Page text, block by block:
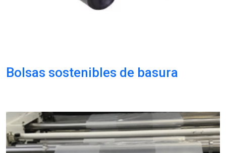
Bolsas sostenibles de basura